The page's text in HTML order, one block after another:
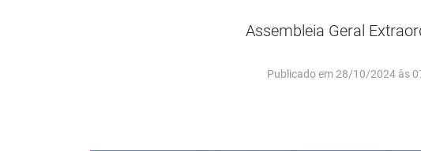
Assembleia Geral
Publicado em 28/10/2024 às